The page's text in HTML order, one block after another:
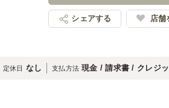
シェアする 店舗
定休日 なし 支払方法 現金 / 請求書 / クレジ